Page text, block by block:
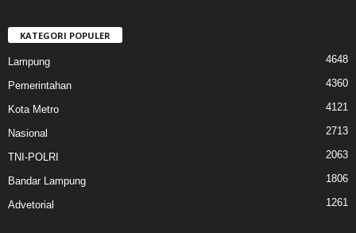
KATEGORI POPULER
Lampung 4648
Pemerintahan 4360
Kota Metro 4121
Nasional 2713
TNI-POLRI 2063
Bandar Lampung 1806
Advetorial 1261